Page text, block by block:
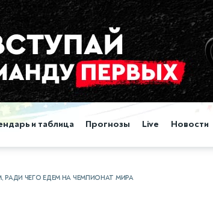
и таблица Прогнозы Live Новости
РАДИ ЧЕГО ЕДЕМ НА ЧЕМПИОНАТ МИРА